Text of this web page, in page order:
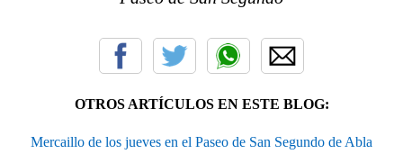
OTROS ARTÍCULOS EN ESTE BLOG:
Mercaillo de los jueves en el Paseo de San Segundo de Abla